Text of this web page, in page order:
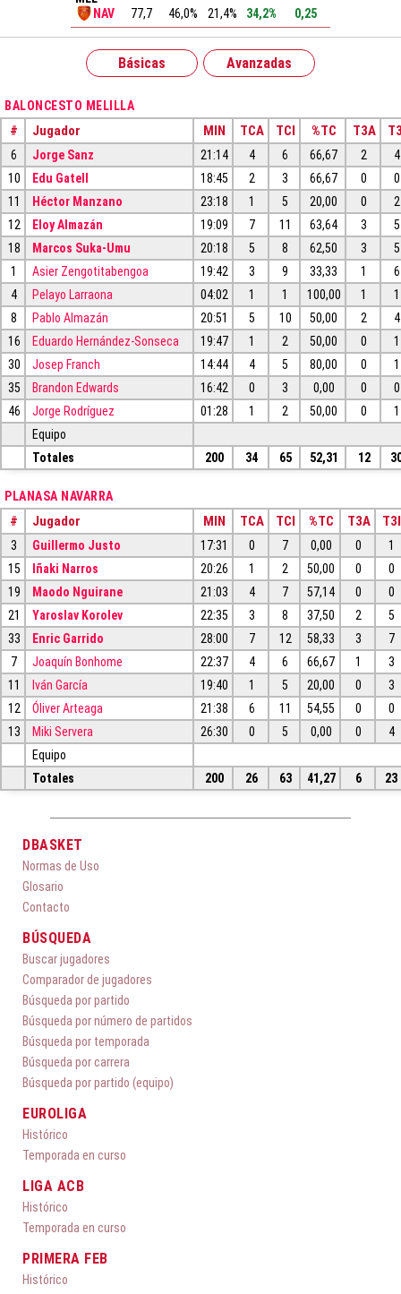
NAV
77,7 46,0% 21,4% 34,2% 0,25
Básicas Avanzadas
BALONCESTO MELILLA
# Jugador MIN TCA TCI %TC T3A
6 Jorge Sanz 21:14 4 6 66,67 2
4
10
Edu Gatell 18:45 2 3 66,67 0
0
11
Héctor Manzano 23:18 1 5 20,00 0
2
12
Eloy Almazán 19:09 7 11 63,64 3
5
18
Marcos Suka-Umu 20:18 5 8 62,50 3
5
1
Asier Zengotitabengoa 19:42 3 9 33,33 1
6
4
Pelayo Larraona 04:02 1 1 100,00 1
1
8
Pablo Almazán 20:51 5 10 50,00 2
4
16
Eduardo Hernández-Sonseca 19:47 1 2 50,00 0
1
30
Josep Franch 14:44 4 5 80,00 0
1
35
Brandon Edwards 16:42 0 3 0,00 0
0
46
Jorge Rodríguez 01:28 1 2 50,00 0
1
Equipo
Totales
200 34 65 52,31 12
PLANASA NAVARRA
# Jugador MIN TCA TCI %TC T3A T3I
3 Guillermo Justo 17:31 0 7 0,00 0
1
15
Iñaki Narros 20:26 1 2 50,00 0
0
19
Maodo Nguirane 21:03 4 7 57,14 0
0
21
Yaroslav Korolev 22:35 3 8 37,50 2
5
33
Enric Garrido 28:00 7 12 58,33 3
7
7
Joaquín Bonhome 22:37 4 6 66,67 1
3
11
Iván García 19:40 1 5 20,00 0
3
12
Óliver Arteaga 21:38 6 11 54,55 0
0
13
Miki Servera 26:30 0 5 0,00 0
4
Equipo
Totales
200 26 63 41,27 6 23
DBASKET
Normas de Uso
Glosario
Contacto
BÚSQUEDA
Buscar jugadores
Comparador de jugadores
Búsqueda por partido
Búsqueda por número de partidos
Búsqueda por temporada
Búsqueda por carrera
Búsqueda por partido (equipo)
EUROLIGA
Histórico
Temporada en curso
LIGA ACB
Histórico
Temporada en curso
PRIMERA FEB
Histórico